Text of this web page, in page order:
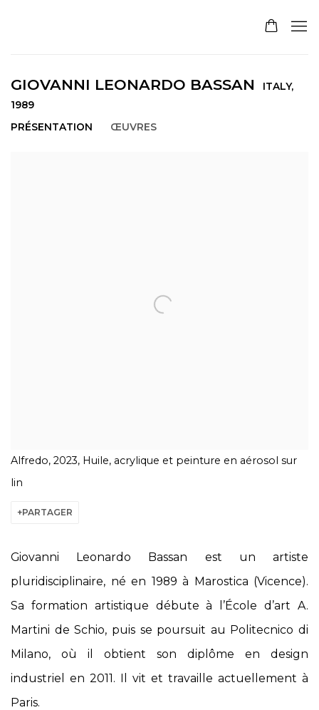
GIOVANNI LEONARDO BASSAN
ITALY,
1989
PRÉSENTATION
ŒUVRES
Alfredo, 2023, Huile, acrylique et peinture en aérosol sur
lin
PARTAGER
Giovanni Leonardo Bassan est un artiste
pluridisciplinaire, né en 1989 à Marostica (Vicence).
Sa formation artistique débute à l’École d’art A.
Martini de Schio, puis se poursuit au Politecnico di
Milano, où il obtient son diplôme en design
industriel en 2011. Il vit et travaille actuellement à
Paris.